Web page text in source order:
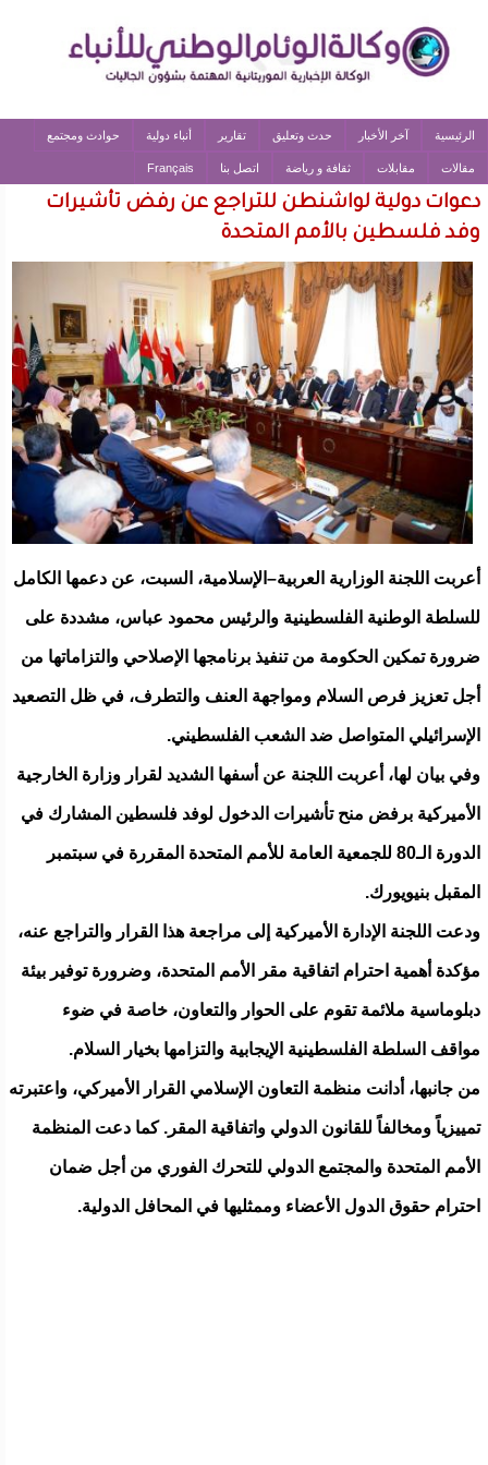
الرئيسية آخر الأخبار حدث وتعليق تقارير أنباء دولية حوادث ومجتمع
مقالات مقابلات ثقافة و رياضة اتصل بنا Français
دعوات دولية لواشنطن للتراجع عن رفض تأشيرات
وفد فلسطين بالأمم المتحدة
أعربت اللجنة الوزارية العربية–الإسلامية، السبت، عن دعمها الكامل
للسلطة الوطنية الفلسطينية والرئيس محمود عباس، مشددة على
ضرورة تمكين الحكومة من تنفيذ برنامجها الإصلاحي والتزاماتها من
أجل تعزيز فرص السلام ومواجهة العنف والتطرف، في ظل التصعيد
الإسرائيلي المتواصل ضد الشعب الفلسطيني.
وفي بيان لها، أعربت اللجنة عن أسفها الشديد لقرار وزارة الخارجية
الأميركية برفض منح تأشيرات الدخول لوفد فلسطين المشارك في
الدورة الـ80 للجمعية العامة للأمم المتحدة المقررة في سبتمبر
المقبل بنيويورك.
ودعت اللجنة الإدارة الأميركية إلى مراجعة هذا القرار والتراجع عنه،
مؤكدة أهمية احترام اتفاقية مقر الأمم المتحدة، وضرورة توفير بيئة
دبلوماسية ملائمة تقوم على الحوار والتعاون، خاصة في ضوء
مواقف السلطة الفلسطينية الإيجابية والتزامها بخيار السلام.
من جانبها، أدانت منظمة التعاون الإسلامي القرار الأميركي، واعتبرته
تمييزياً ومخالفاً للقانون الدولي واتفاقية المقر. كما دعت المنظمة
الأمم المتحدة والمجتمع الدولي للتحرك الفوري من أجل ضمان
احترام حقوق الدول الأعضاء وممثليها في المحافل الدولية.